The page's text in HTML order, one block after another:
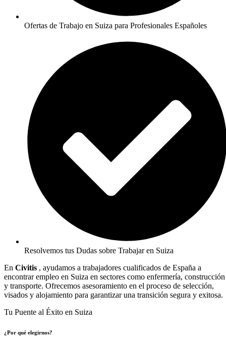
Ofertas de Trabajo en Suiza para Profesionales Españoles
Resolvemos tus Dudas sobre Trabajar en Suiza
En Civitis , ayudamos a trabajadores cualificados de España a
encontrar empleo en Suiza en sectores como enfermería, construcción
y transporte. Ofrecemos asesoramiento en el proceso de selección,
visados ​​y alojamiento para garantizar una transición segura y exitosa.
Tu Puente al Éxito en Suiza
¿Por qué elegirnos?